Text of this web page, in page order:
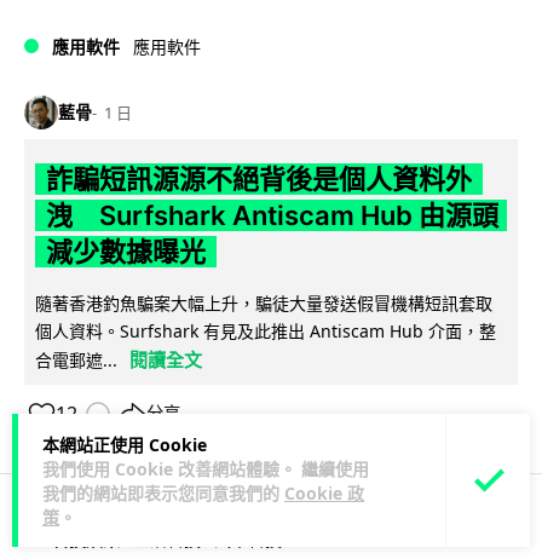
本網站正使用 Cookie
我們使用 Cookie 改善網站體驗。 繼續使用
我們的網站即表示您同意我們的 Cookie 政
策 。
應用軟件 應用軟件
藍骨 1 日
詐騙短訊源源不絕背後是個人資料外
洩 Surfshark Antiscam Hub 由源頭
減少數據曝光
隨著香港釣魚騙案大幅上升，騙徒大量發送假冒機構短訊套取
個人資料。Surfshark 有見及此推出 Antiscam Hub 介面，整
合電郵遮...
閱讀全文
12 分享